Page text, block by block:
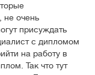
не очень
присуждать
с дипломом
на работу в
Так что тут